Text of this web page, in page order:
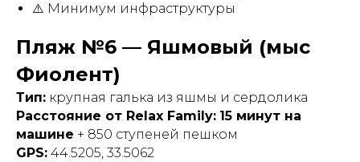
⚠️ Минимум инфраструктуры
Пляж №6 — Яшмовый (мыс
Фиолент)
Тип: крупная галька из яшмы и сердолика
Расстояние от Relax Family: 15 минут на
машине + 850 ступеней пешком
GPS: 44.5205, 33.5062